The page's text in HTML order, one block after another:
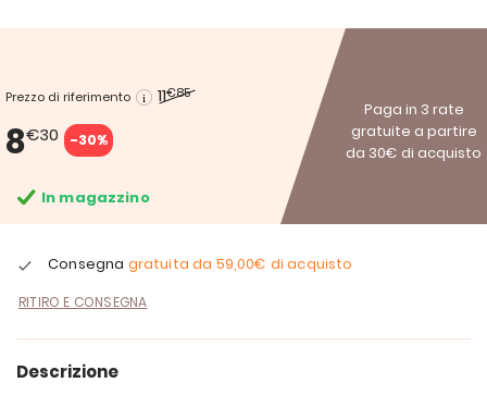
Prezzo di riferimento 11€85
8€30 -30%
Paga in 3 rate
gratuite a partire
da 30€ di acquisto
In magazzino
Consegna gratuita da 59,00€ di acquisto
RITIRO E CONSEGNA
Descrizione